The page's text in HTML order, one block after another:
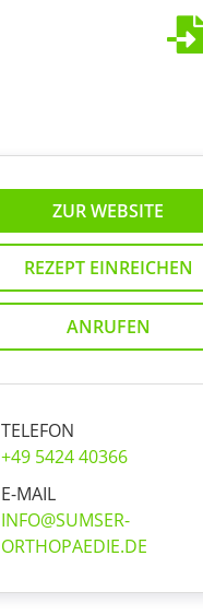
ZUR WEBSITE
REZEPT EINREICHEN
ANRUFEN
TELEFON
+49 5424 40366
E-MAIL
INFO@SUMSER-
ORTHOPAEDIE.DE